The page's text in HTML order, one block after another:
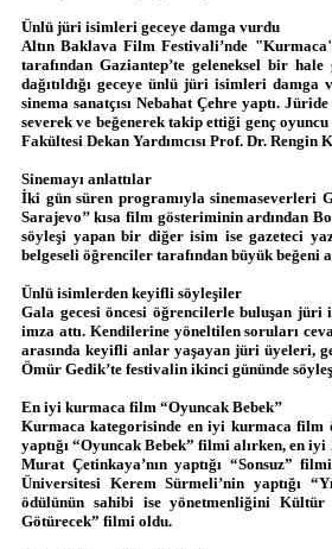
Ünlü jüri isimleri geceye damga vurdu
Altın Baklava Film Festivali’nde
tarafından Gaziantep’te geleneksel bir
dağıtıldığı geceye ünlü jüri isimleri damga
sinema sanatçısı Nebahat Çehre yaptı.
severek ve beğenerek takip ettiği genç
Fakültesi Dekan Yardımcısı Prof. Dr. Rengin
Sinemayı anlattılar
İki gün süren programıyla sinemaseverleri
Sarajevo’’ kısa film gösteriminin ardından
söyleşi yapan bir diğer isim ise gazeteci
belgeseli öğrenciler tarafından büyük beğeni
Ünlü isimlerden keyifli söyleşiler
Gala gecesi öncesi öğrencilerle buluşan
imza attı. Kendilerine yöneltilen soruları
arasında keyifli anlar yaşayan jüri üyeleri,
Ömür Gedik’te festivalin ikinci gününde
En iyi kurmaca film “Oyuncak Bebek’’
Kurmaca kategorisinde en iyi kurmaca film
yaptığı “Oyuncak Bebek” filmi alırken, en
Murat Çetinkaya’nın yaptığı “Sonsuz”
Üniversitesi Kerem Sürmeli’nin yaptığı
ödülünün sahibi ise yönetmenliğini Kültür
Götürecek” filmi oldu.